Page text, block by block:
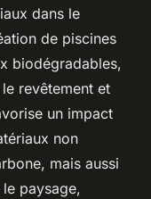
dans le
de piscines
biodégradables,
revêtement et
un impact
non
mais aussi
le paysage,